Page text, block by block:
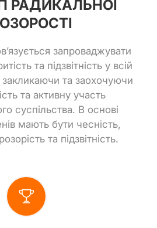
РАДИКАЛЬНОЇ
запроваджувати
та підзвітність у всій
закликаючи та заохочуючи
та активну участь
суспільства. В основі
мають бути чесність,
та підзвітність.